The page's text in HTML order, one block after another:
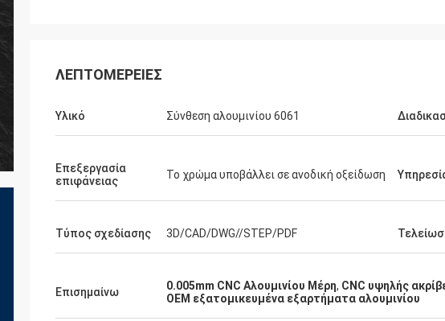
kevin
που είναι πολύ ευγενικά και χρήσιμα για
και εξαιρετική επικοινωνία.
ΛΕΠΤΟΜΈΡΕΙΕΣ
Υλικό Σύνθεση αλουμινίου 6061
Επεξεργασία
επιφάνειας
Το χρώμα υποβάλλει σε ανοδική οξείδωση
Τύπος σχεδίασης 3D/CAD/DWG//STEP/PDF
Επισημαίνω 0.005mm CNC Αλουμινίου Μέρη, CNC υψηλής
OEM εξατομικευμένα εξαρτήματα αλουμινίου